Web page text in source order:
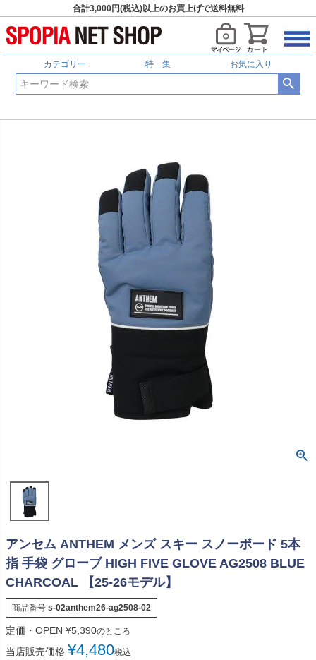
合計3,000円(税込)以上のお買上げで送料無料
カテゴリー 特 集 お気に入り
アンセム ANTHEM メンズ スキー スノーボード 5本
指 手袋 グローブ HIGH FIVE GLOVE AG2508 BLUE
CHARCOAL 【25-26モデル】
商品番号 s-02anthem26-ag2508-02
定価・OPEN ¥5,390のところ
当店販売価格 ¥4,480税込